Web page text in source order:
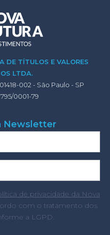
DE TÍTULOS E VALORES
LTDA.
002 - São Paulo - SP
0001-79
Newsletter
de privacidade da Nova
com o tratamento dos
a LGPD.